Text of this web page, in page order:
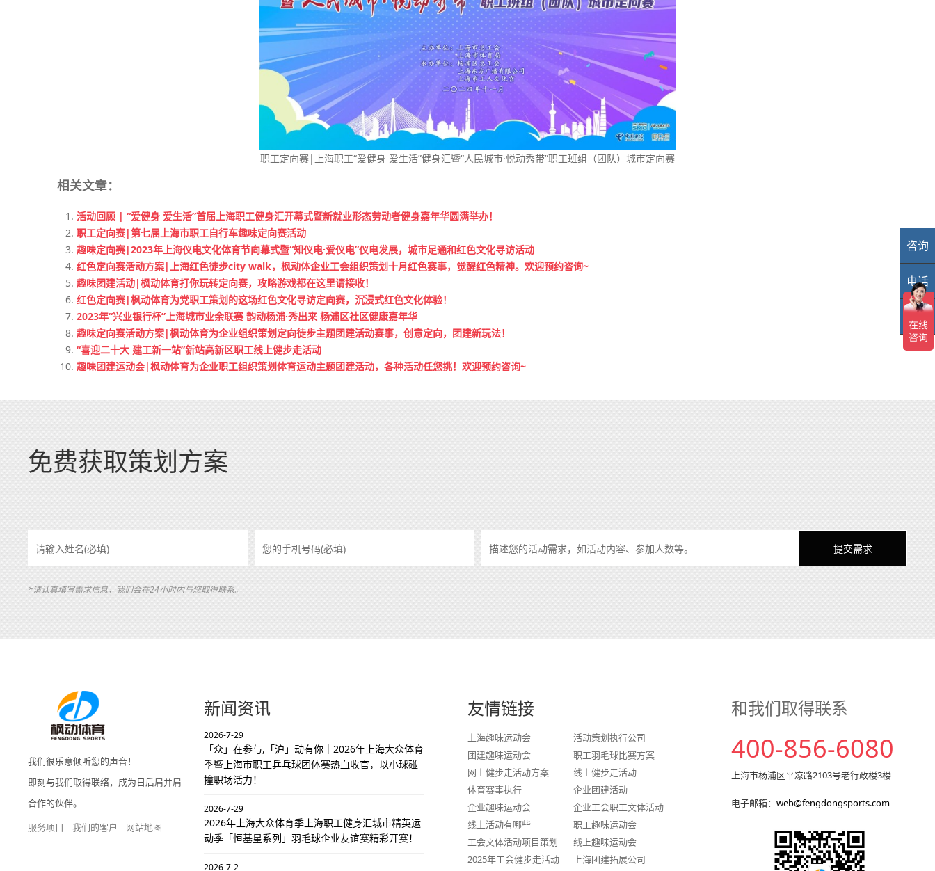
职工定向赛|上海职工“爱健身 爱生活”健身汇暨“人民城市·悦动秀带”职工班组（团队）城市定向赛
相关文章：
活动回顾 | “爱健身 爱生活”首届上海职工健身汇开幕式暨新就业形态劳动者健身嘉年华圆满举办！
职工定向赛|第七届上海市职工自行车趣味定向赛活动
趣味定向赛|2023年上海仪电文化体育节向幕式暨“知仪电·爱仪电”仪电发展，城市足通和红色文化寻访活动
红色定向赛活动方案|上海红色徒步city walk，枫动体企业工会组织策划十月红色赛事，觉醒红色精神。欢迎预约咨询~
趣味团建活动|枫动体育打你玩转定向赛，攻略游戏都在这里请接收！
红色定向赛|枫动体育为党职工策划的这场红色文化寻访定向赛，沉浸式红色文化体验！
2023年“兴业银行杯”上海城市业余联赛 韵动杨浦·秀出来 杨浦区社区健康嘉年华
趣味定向赛活动方案|枫动体育为企业组织策划定向徒步主题团建活动赛事，创意定向，团建新玩法！
“喜迎二十大 建工新一站”新站高新区职工线上健步走活动
趣味团建运动会|枫动体育为企业职工组织策划体育运动主题团建活动，各种活动任您挑！欢迎预约咨询~
免费获取策划方案
*请认真填写需求信息，我们会在24小时内与您取得联系。
我们很乐意倾听您的声音！
即刻与我们取得联络，成为日后肩并肩
合作的伙伴。
服务项目
我们的客户 网站地图
新闻资讯
2026-7-29
「众」在参与,「沪」动有你｜2026年上海大众体育
季暨上海市职工乒乓球团体赛热血收官，以小球碰
撞职场活力！
2026-7-29
2026年上海大众体育季上海职工健身汇城市精英运
动季「恒基星系列」羽毛球企业友谊赛精彩开赛！
2026-7-2
友情链接
上海趣味运动会
活动策划执行公司
团建趣味运动会
职工羽毛球比赛方案
网上健步走活动方案
线上健步走活动
体育赛事执行
企业团建活动
企业趣味运动会
企业工会职工文体活动
线上活动有哪些
职工趣味运动会
工会文体活动项目策划
线上趣味运动会
2025年工会健步走活动
上海团建拓展公司
和我们取得联系
400-856-6080
上海市杨浦区平凉路2103号老行政楼3楼
电子邮箱：web@fengdongsports.com
业
咨询
电话
TOP